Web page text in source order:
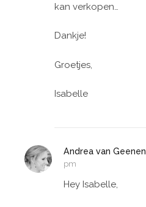
kan verkopen…
Dankje!
Groetjes,
Isabelle
Andrea van Geenen
pm
Hey Isabelle,